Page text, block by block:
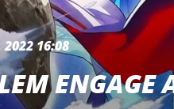
2022 16:08
ENGAGE